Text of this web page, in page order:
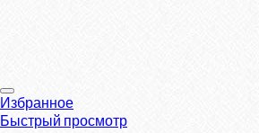
Избранное
Быстрый просмотр